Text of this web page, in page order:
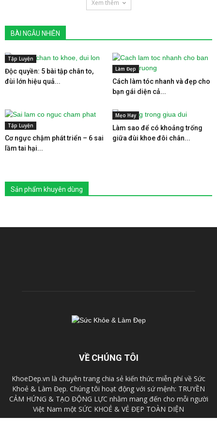
Xem thêm
BÀI NGẪU NHIÊN
Tập Luyện
Độc quyền: 5 bài tập chân to,
đùi lớn hiệu quả...
Làm Đẹp
Cách làm tóc nhanh và đẹp cho
bạn gái diện cả...
Tập Luyện
Cơ ngực chậm phát triển – 6 sai
lầm tai hại...
Mẹo Hay
Làm sao để có khoảng trống
giữa đùi khoe đôi chân...
Sản phẩm khuyên dùng
VỀ CHÚNG TÔI
KhoeDep.vn là chuyên trang chia sẻ kiến thức miễn phí về Sức
Khoẻ & Làm Đẹp. Chúng tôi hoạt động với sứ mệnh: TRUYỀN
CẢM HỨNG & TẠO ĐỘNG LỰC nhằm mang đến cho mỗi người
Việt Nam một SỨC KHOẺ & VẺ ĐẸP TOÀN DIỆN